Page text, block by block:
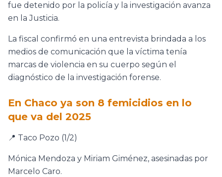
fue detenido por la policía y la investigación avanza
en la Justicia.
La fiscal confirmó en una entrevista brindada a los
medios de comunicación que la víctima tenía
marcas de violencia en su cuerpo según el
diagnóstico de la investigación forense.
En Chaco ya son 8 femicidios en lo
que va del 2025
📍 Taco Pozo (1/2)
Mónica Mendoza y Miriam Giménez, asesinadas por
Marcelo Caro.